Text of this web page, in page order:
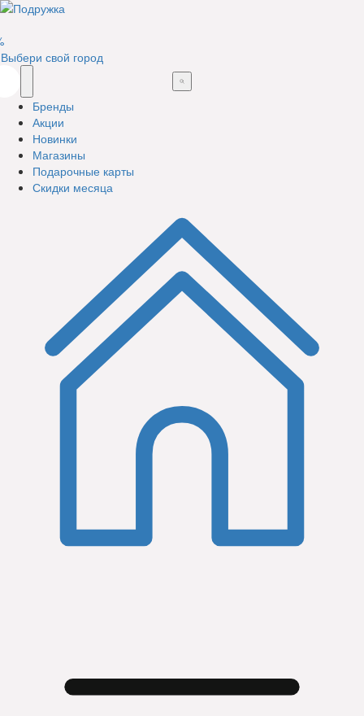
Выбери свой город
Бренды
Акции
Новинки
Магазины
Подарочные карты
Скидки месяца